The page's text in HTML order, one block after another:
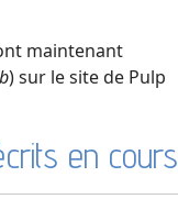
maintenant
) sur le site de Pulp
en cours